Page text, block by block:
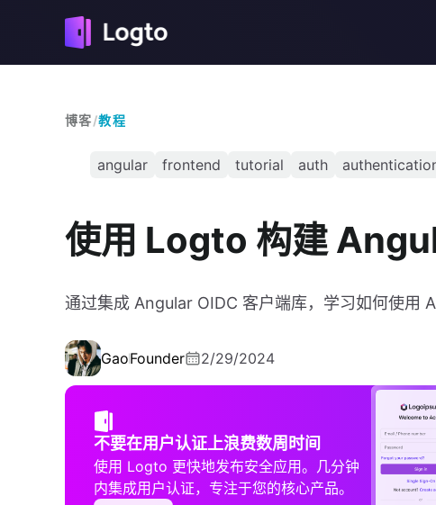
博客/教程
angular frontend tutorial auth
使用 Logto 构建
通过集成 Angular OIDC 客户端库，学习如何使用
GaoFounder 2/29/2024
不要在用户认证上浪费数周时间
使用 Logto 更快地发布安全应用。几分钟
内集成用户认证，专注于您的核心产品。